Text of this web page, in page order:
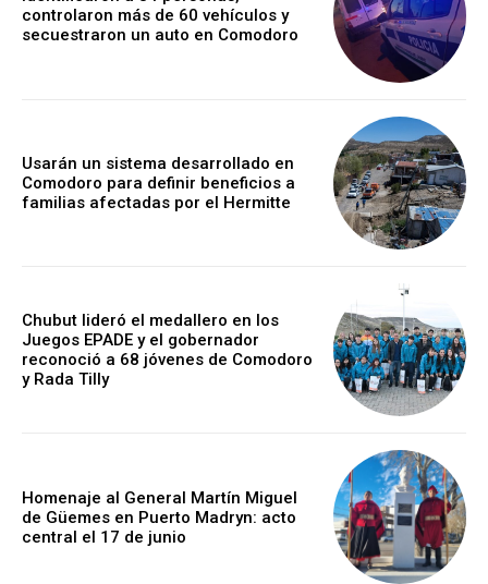
controlaron más de 60 vehículos y
secuestraron un auto en Comodoro
Usarán un sistema desarrollado en
Comodoro para definir beneficios a
familias afectadas por el Hermitte
Chubut lideró el medallero en los
Juegos EPADE y el gobernador
reconoció a 68 jóvenes de Comodoro
y Rada Tilly
Homenaje al General Martín Miguel
de Güemes en Puerto Madryn: acto
central el 17 de junio